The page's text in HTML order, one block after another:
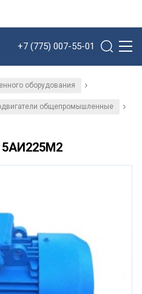
+7 (775) 007-55-01
оборудования /
общепромышленные /
5АИ225М2